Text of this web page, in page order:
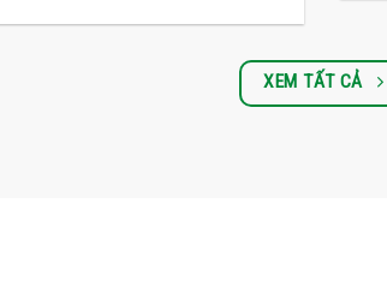
XEM TẤT CẢ